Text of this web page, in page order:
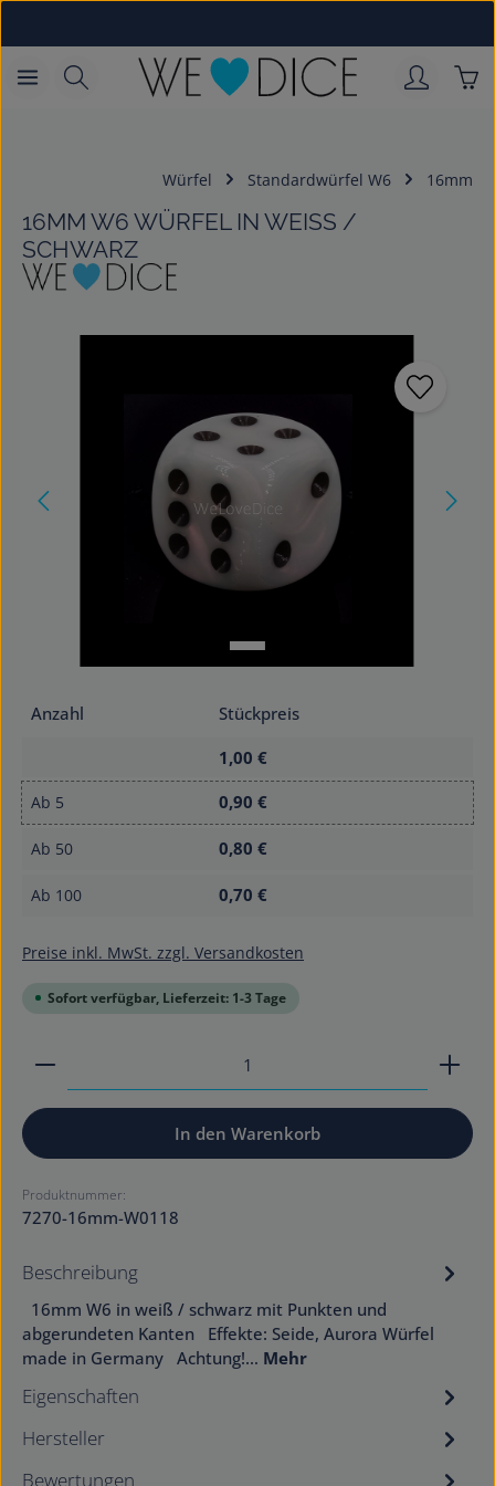
Würfel Standardwürfel W6 16mm
16MM W6 WÜRFEL IN WEISS / S
CHWARZ
Anzahl
Stückpreis
1,00 €
Ab 5 0,90 €
Ab 50 0,80 €
Ab 100 0,70 €
Preise inkl. MwSt. zzgl. Versandkosten
Sofort verfügbar, Lieferzeit: 1-3 Tage
Produkt Anzahl: Gib den gewünschten Wert ein
In den Warenkorb
Produktnummer:
7270-16mm-W0118
Beschreibung
16mm W6 in weiß / schwarz mit Punkten und
abgerundeten Kanten Effekte: Seide, Aurora Würfel
made in Germany Achtung!… Mehr
Eigenschaften
Hersteller
Bewertungen